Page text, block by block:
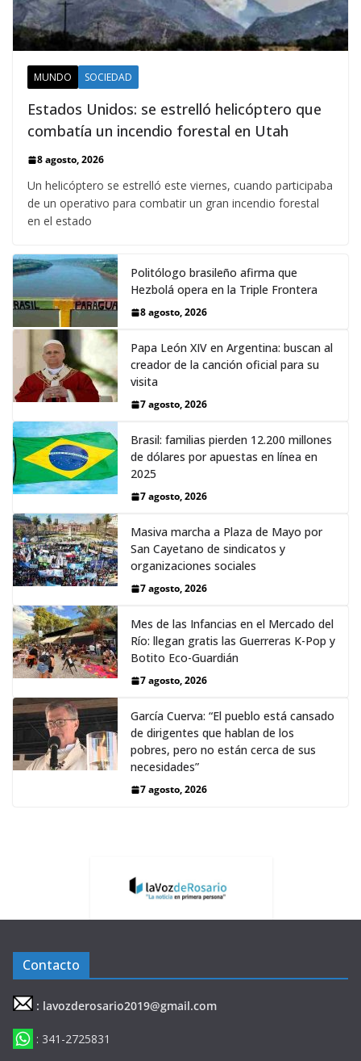
MUNDO SOCIEDAD
Estados Unidos: se estrelló helicóptero que
combatía un incendio forestal en Utah
8 agosto, 2026
Un helicóptero se estrelló este viernes, cuando participaba
de un operativo para combatir un gran incendio forestal
en el estado
Politólogo brasileño afirma que
Hezbolá opera en la Triple Frontera
8 agosto, 2026
Papa León XIV en Argentina: buscan al
creador de la canción oficial para su
visita
7 agosto, 2026
Brasil: familias pierden 12.200 millones
de dólares por apuestas en línea en
2025
7 agosto, 2026
Masiva marcha a Plaza de Mayo por
San Cayetano de sindicatos y
organizaciones sociales
7 agosto, 2026
Mes de las Infancias en el Mercado del
Río: llegan gratis las Guerreras K-Pop y
Botito Eco-Guardián
7 agosto, 2026
García Cuerva: “El pueblo está cansado
de dirigentes que hablan de los
pobres, pero no están cerca de sus
necesidades”
7 agosto, 2026
Contacto
: lavozderosario2019@gmail.com
: 341-2725831